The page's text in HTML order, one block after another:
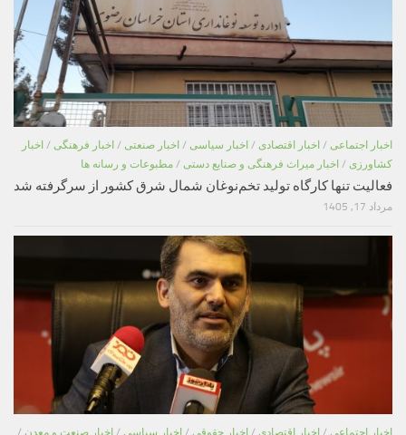
اخبار اجتماعی / اخبار اقتصادی / اخبار سیاسی / اخبار صنعتی / اخبار فرهنگی / اخبار
کشاورزی / اخبار میراث فرهنگی و صنایع دستی / مطبوعات و رسانه ها
فعالیت تنها کارگاه تولید تخم‌نوغان شمال شرق کشور از سرگرفته شد
مرداد 17, 1405
اخبار اجتماعی / اخبار اقتصادی / اخبار حقوقی / اخبار سیاسی / اخبار صنعت و معدن /